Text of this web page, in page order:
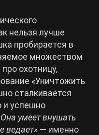
нельзя лучше
пробирается в
множеством
охотницу,
«Уничтожить
сталкивается
и успешно
умеет внушать
ведает» — именно